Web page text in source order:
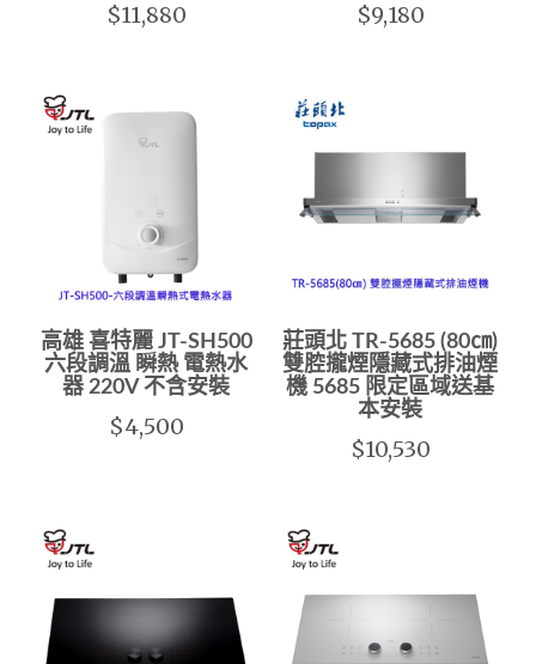
$11,880 $9,180
高雄 喜特麗 JT-SH500
六段調溫 瞬熱 電熱水
器 220V 不含安裝
$4,500
莊頭北 TR-5685 (80㎝)
雙腔攏煙隱藏式排油煙
機 5685 限定區域送基
本安裝
$10,530